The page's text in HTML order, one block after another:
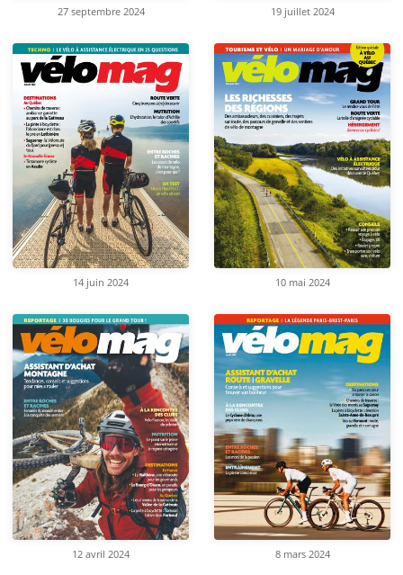
27 septembre 2024 19 juillet 2024
14 juin 2024 10 mai 2024
12 avril 2024 8 mars 2024